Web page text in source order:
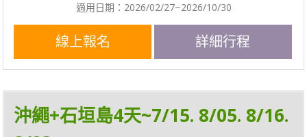
適用日期：2026/02/27~2026/10/30
線上報名 詳細行程
沖繩+石垣島4天~7/15. 8/05. 8/16.